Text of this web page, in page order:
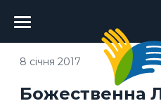
Головне
меню
Божественна
8 січня 2017